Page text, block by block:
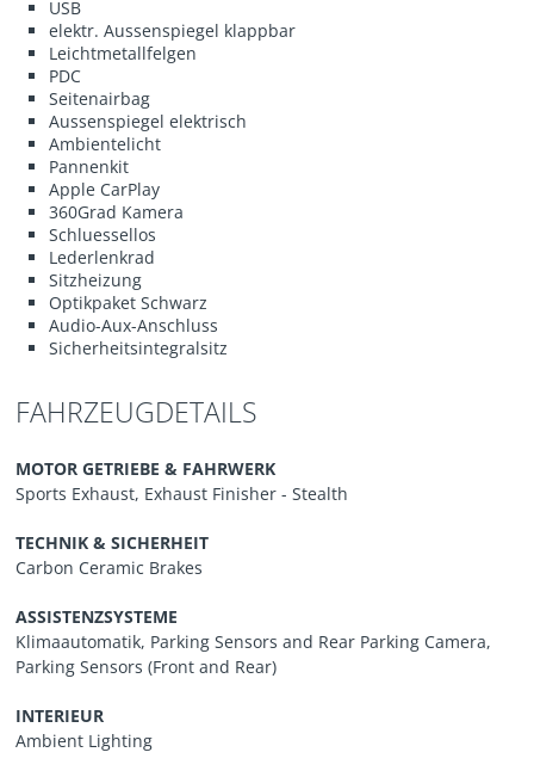
USB
elektr. Aussenspiegel klappbar
Leichtmetallfelgen
PDC
Seitenairbag
Aussenspiegel elektrisch
Ambientelicht
Pannenkit
Apple CarPlay
360Grad Kamera
Schluessellos
Lederlenkrad
Sitzheizung
Optikpaket Schwarz
Audio-Aux-Anschluss
Sicherheitsintegralsitz
FAHRZEUGDETAILS
MOTOR GETRIEBE & FAHRWERK
Sports Exhaust, Exhaust Finisher - Stealth
TECHNIK & SICHERHEIT
Carbon Ceramic Brakes
ASSISTENZSYSTEME
Klimaautomatik, Parking Sensors and Rear Parking Camera,
Parking Sensors (Front and Rear)
INTERIEUR
Ambient Lighting